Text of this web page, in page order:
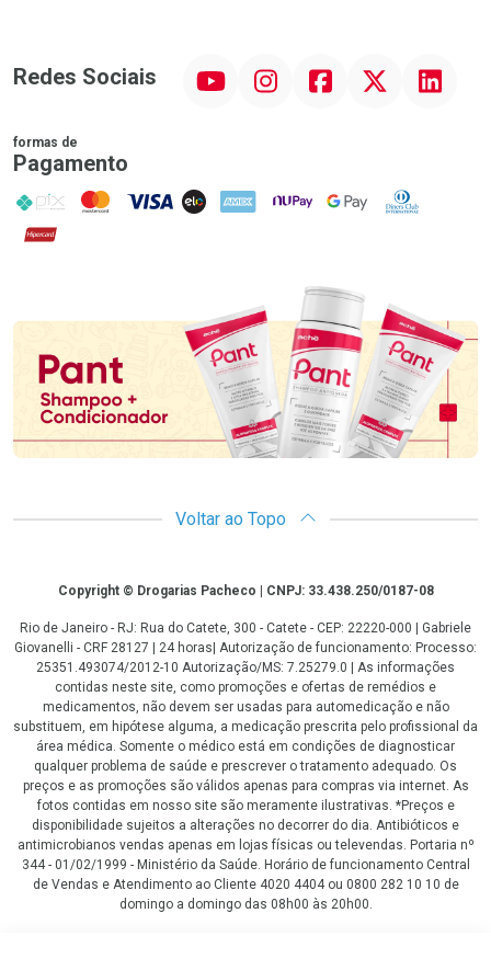
Redes Sociais InstagramFacebook Linkedin
formas de
Pagamento
PIX MasterCard
VISA ELO AMEX NuPay Google PayDiners Club
Hipercard
Promoção em Destaque
Voltar ao Topo
CopyrightCopyright © Drogarias Pacheco | CNPJ: 33.438.250/0187-08
Rio de Janeiro - RJ: Rua do Catete, 300 - Catete - CEP: 22220-000 | Gabriele
Giovanelli - CRF 28127 | 24 horas| Autorização de funcionamento: Processo:
25351.493074/2012-10 Autorização/MS: 7.25279.0 | As informações
contidas neste site, como promoções e ofertas de remédios e
medicamentos, não devem ser usadas para automedicação e não
substituem, em hipótese alguma, a medicação prescrita pelo profissional da
área médica. Somente o médico está em condições de diagnosticar
qualquer problema de saúde e prescrever o tratamento adequado. Os
preços e as promoções são válidos apenas para compras via internet. As
fotos contidas em nosso site são meramente ilustrativas. *Preços e
disponibilidade sujeitos a alterações no decorrer do dia. Antibióticos e
antimicrobianos vendas apenas em lojas físicas ou televendas. Portaria nº
344 - 01/02/1999 - Ministério da Saúde. Horário de funcionamento Central
de Vendas e Atendimento ao Cliente 4020 4404 ou 0800 282 10 10 de
domingo a domingo das 08h00 às 20h00.